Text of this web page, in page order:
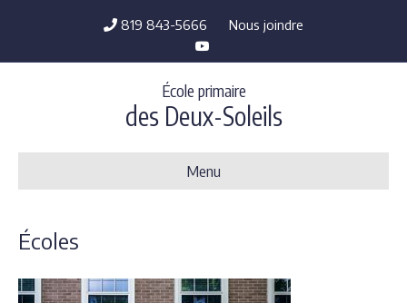
819 843-5666
Nous joindre
Y
o
u
u
e
École primaire
des Deux-Soleils
Menu
Écoles